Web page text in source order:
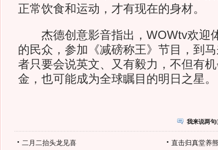
正常饮食和运动，才有现在的身材。
杰德创意影音指出，WOWtv欢迎
的民众，参加《减磅称王》节目，到
者只要会说英文、又有毅力，不但有
金，也可能成为全球瞩目的明日之星。
我来说两句(
二月二抬头龙见喜 直击归真堂养